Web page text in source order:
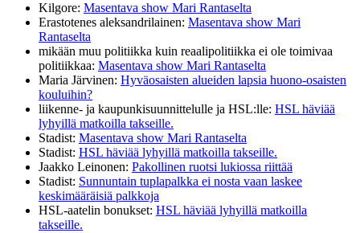
Kilgore: Masentava show Mari Rantaselta
Erastotenes aleksandrilainen: Masentava show Mari
Rantaselta
mikään muu politiikka kuin reaalipolitiikka ei ole toimivaa
politiikkaa: Masentava show Mari Rantaselta
Maria Järvinen: Hyväosaisten alueiden lapsia huono-osaisten
kouluihin?
liikenne- ja kaupunkisuunnittelulle ja HSL:lle: HSL häviää
lyhyillä matkoilla takseille.
Stadist: Masentava show Mari Rantaselta
Stadist: HSL häviää lyhyillä matkoilla takseille.
Jaakko Leinonen: Pakollinen ruotsi lukiossa riittää
Stadist: Sunnuntain tuplapalkka ei nosta vaan laskee
keskimääräisiä palkkoja
HSL-aatelin bonukset: HSL häviää lyhyillä matkoilla
takseille.